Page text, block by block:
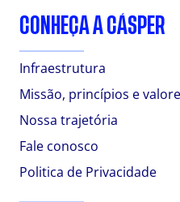
CONHEÇA A CÁSPER
Infraestrutura
Missão, princípios e
Nossa trajetória
Fale conosco
Politica de Privacidade